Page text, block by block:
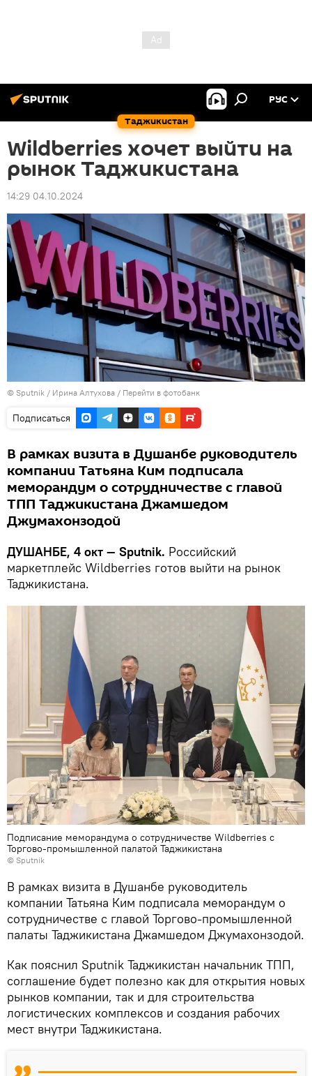
Таджикистан
РУС
Wildberries хочет выйти на
рынок Таджикистана
14:29 04.10.2024
© Sputnik / Ирина Алтухова / Перейти в фотобанк
Подписаться
В рамках визита в Душанбе руководитель
компании Татьяна Ким подписала
меморандум о сотрудничестве с главой
ТПП Таджикистана Джамшедом
Джумахонзодой
ДУШАНБЕ, 4 окт — Sputnik. Российский
маркетплейс Wildberries готов выйти на рынок
Таджикистана.
Подписание меморандума о сотрудничестве Wildberries с
Торгово-промышленной палатой Таджикистана
© Sputnik
В рамках визита в Душанбе руководитель
компании Татьяна Ким подписала меморандум о
сотрудничестве с главой Торгово-промышленной
палаты Таджикистана Джамшедом Джумахонзодой.
Как пояснил Sputnik Таджикистан начальник ТПП,
соглашение будет полезно как для открытия новых
рынков компании, так и для строительства
логистических комплексов и создания рабочих
мест внутри Таджикистана.